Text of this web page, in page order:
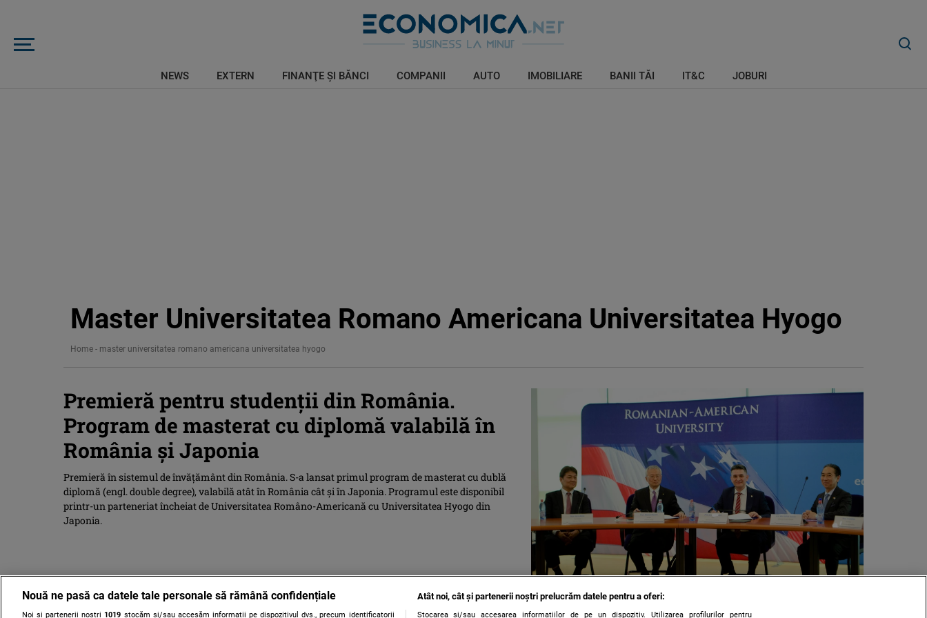
NEWS EXTERN FINANŢE ŞI BĂNCI COMPANII AUTO IMOBILIARE BANII TĂI IT&C JOBURI
Master Universitatea Romano Americana Universitatea Hyogo
Home - master universitatea romano americana universitatea hyogo
Premieră pentru studenții din România.
Program de masterat cu diplomă valabilă în
România și Japonia
Premieră în sistemul de învățământ din România. S-a lansat primul program de masterat cu dublă
diplomă (engl. double degree), valabilă atât în România cât și în Japonia. Programul este disponibil
printr-un parteneriat încheiat de Universitatea Româno-Americană cu Universitatea Hyogo din
Japonia.
Nouă ne pasă ca datele tale personale să rămână confidențiale
Noi și partenerii noștri1019 stocăm și/sau accesăm informații pe dispozitivul dvs., precum identificatorii
Atât noi, cât și partenerii noștri prelucrăm datele pentru a oferi:
Stocarea și/sau accesarea informațiilor de pe un dispozitiv. Utilizarea profilurilor pentru